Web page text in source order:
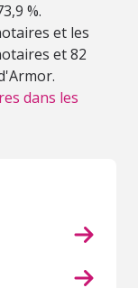
%.
et les
et 82
dans les